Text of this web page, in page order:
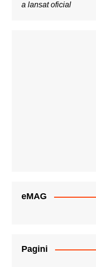
a lansat oficial
eMAG
Pagini